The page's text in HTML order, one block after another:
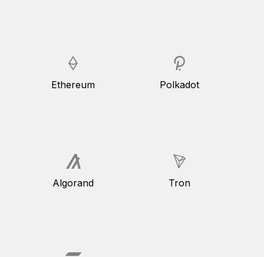
Ethereum Polkadot
Algorand Tron